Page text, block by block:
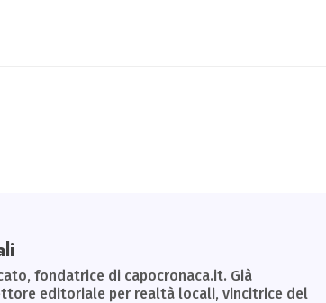
fondatrice di capocronaca.it. Già
editoriale per realtà locali, vincitrice del